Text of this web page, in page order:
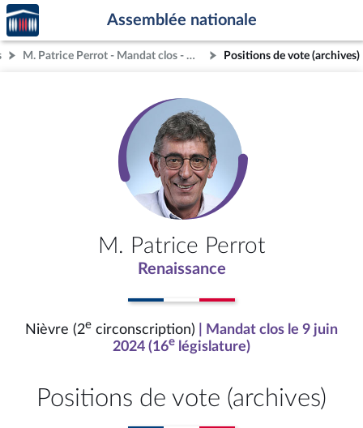
Aller au contenu
Aller en bas de la page
Accèder
à la
page
d'accueil
Assemblée nationale
M. Patrice Perrot - Mandat clos - Nièvre (2e circonscription) Positions de vote (archives)
M. Patrice Perrot
Renaissance
Nièvre (2e circonscription)
| Mandat clos le 9 juin
2024 (16e législature)
Positions de vote (archives)